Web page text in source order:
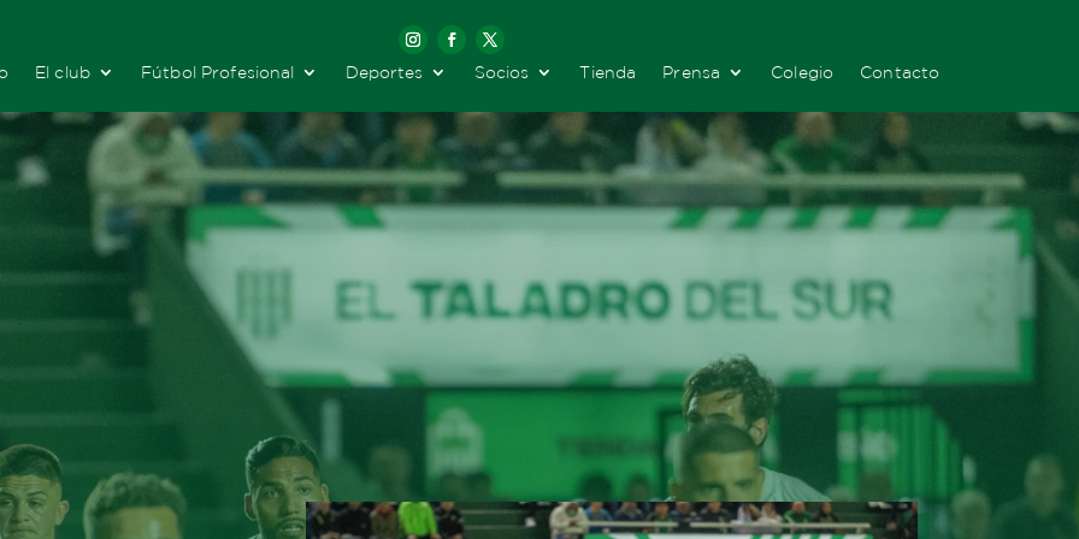
El club Fútbol Profesional Deportes Socios Tienda Prensa Colegio Contacto